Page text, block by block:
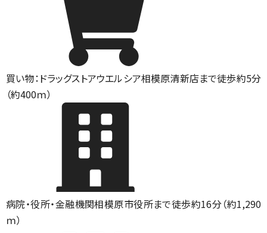
買い物：ドラッグストアウエルシア相模原清新店まで徒歩約5分
（約400ｍ）
病院・役所・金融機関相模原市役所まで徒歩約16分（約1,290
ｍ）